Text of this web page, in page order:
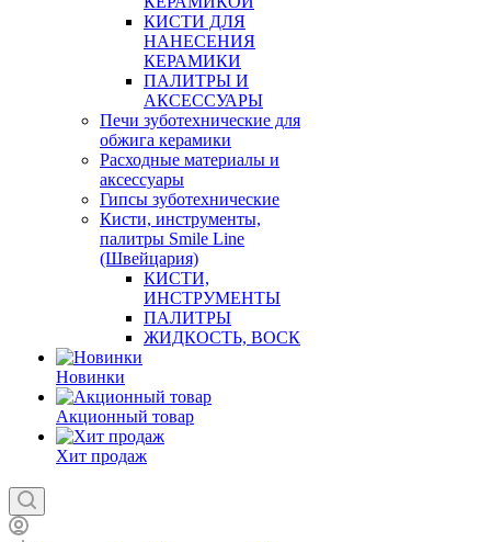
КИСТИ ДЛЯ
НАНЕСЕНИЯ
КЕРАМИКИ
ПАЛИТРЫ И
АКСЕССУАРЫ
Печи зуботехнические для
обжига керамики
Расходные материалы и
аксессуары
Гипсы зуботехнические
Кисти, инструменты,
палитры Smile Line
(Швейцария)
КИСТИ,
ИНСТРУМЕНТЫ
ПАЛИТРЫ
ЖИДКОСТЬ, ВОСК
Новинки
Акционный товар
Хит продаж